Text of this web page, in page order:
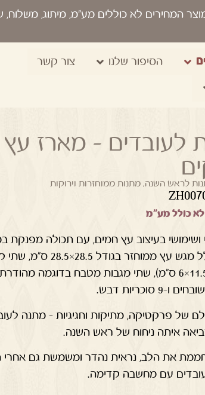
הסיפור שלנו צור קשר
לעובדים – מארז
לראש השנה,מתנות ממוחזרות וירוקות
לא כולל מע"מ
ושימושי בעיצוב עץ חמים, עם תכולה מפנקת
המארז כולל מגש עץ ממוחזר
9 סוכריות דבש.
של פרקטיקה, מתיקות וחגיגיות – מתנה
איתה ניחוח של ראש השנה.
את הלב, נראית נהדר ומשמשת גם אחרי
עם מחשבה קדימה.